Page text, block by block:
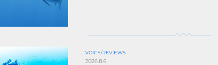
VOICE/REVIEWS
2026.8.6